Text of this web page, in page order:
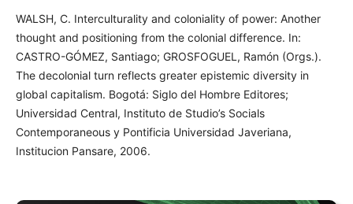
WALSH, C. Interculturality and coloniality of power: Another
thought and positioning from the colonial difference. In:
CASTRO-GÓMEZ, Santiago; GROSFOGUEL, Ramón (Orgs.).
The decolonial turn reflects greater epistemic diversity in
global capitalism. Bogotá: Siglo del Hombre Editores;
Universidad Central, Instituto de Studio’s Socials
Contemporaneous y Pontificia Universidad Javeriana,
Institucion Pansare, 2006.